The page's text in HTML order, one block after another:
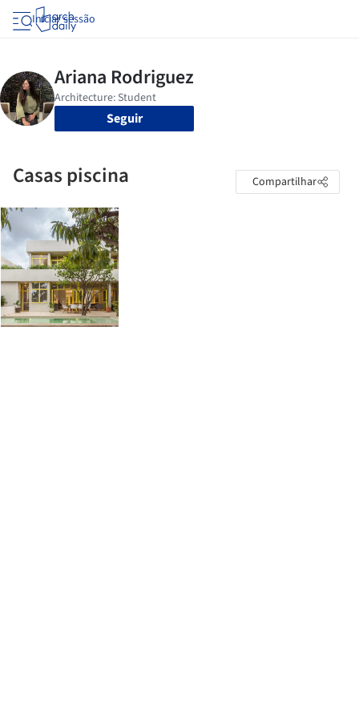
Iniciar sessão
Seguir
Casas piscina Compartilhar